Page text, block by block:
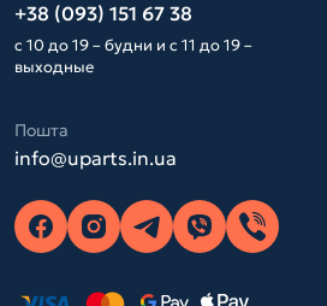
+38 (093) 151 67 38
с 10 до 19 – будни и с 11 до 19 –
выходные
Пошта
info@uparts.in.ua